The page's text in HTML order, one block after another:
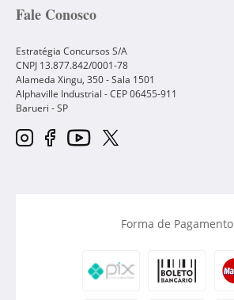
Fale Conosco
Estratégia Concursos S/A
CNPJ 13.877.842/0001-78
Alameda Xingu, 350 - Sala 1501
Alphaville Industrial - CEP06455-911
Barueri -SP
Forma de Pagamento